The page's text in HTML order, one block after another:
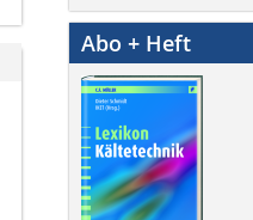
Abo + Heft